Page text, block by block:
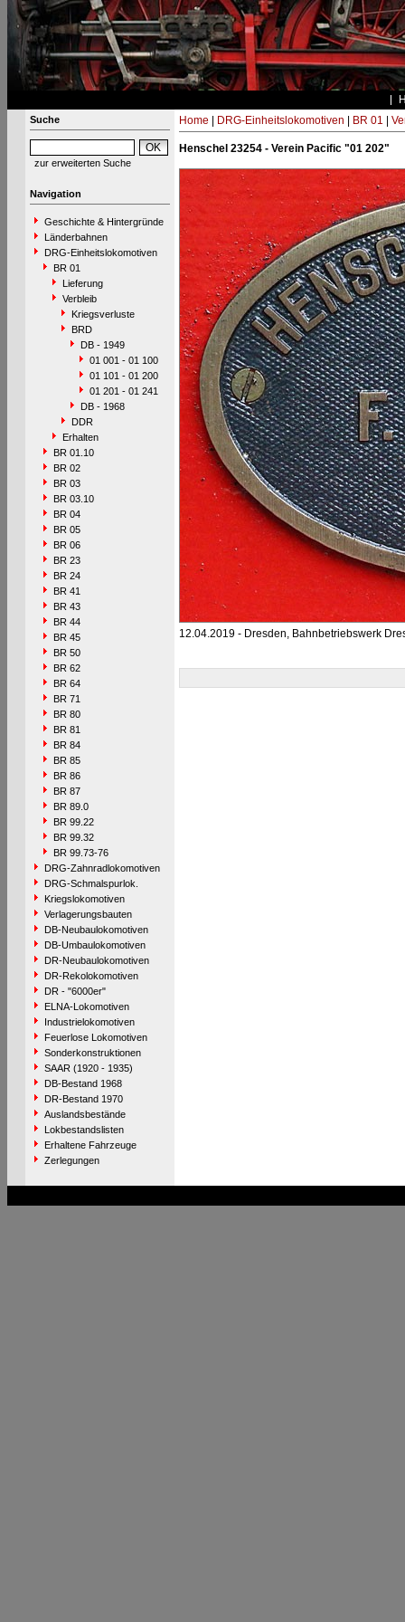
Suche
zur erweiterten Suche
Navigation
Geschichte & Hintergründe
Länderbahnen
DRG-Einheitslokomotiven
BR 01
Lieferung
Verbleib
Kriegsverluste
BRD
DB - 1949
01 001 - 01 100
01 101 - 01 200
01 201 - 01 241
DB - 1968
DDR
Erhalten
BR 01.10
BR 02
BR 03
BR 03.10
BR 04
BR 05
BR 06
BR 23
BR 24
BR 41
BR 43
BR 44
BR 45
BR 50
BR 62
BR 64
BR 71
BR 80
BR 81
BR 84
BR 85
BR 86
BR 87
BR 89.0
BR 99.22
BR 99.32
BR 99.73-76
DRG-Zahnradlokomotiven
DRG-Schmalspurlok.
Kriegslokomotiven
Verlagerungsbauten
DB-Neubaulokomotiven
DB-Umbaulokomotiven
DR-Neubaulokomotiven
DR-Rekolokomotiven
DR - "6000er"
ELNA-Lokomotiven
Industrielokomotiven
Feuerlose Lokomotiven
Sonderkonstruktionen
SAAR (1920 - 1935)
DB-Bestand 1968
DR-Bestand 1970
Auslandsbestände
Lokbestandslisten
Erhaltene Fahrzeuge
Zerlegungen
Home DRG-Einheitslokomotiven BR 01
Henschel 23254 - Verein Pacific "01 202"
12.04.2019 - Dresden, Bahnbetriebswerk